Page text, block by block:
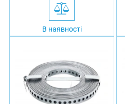
В наявності